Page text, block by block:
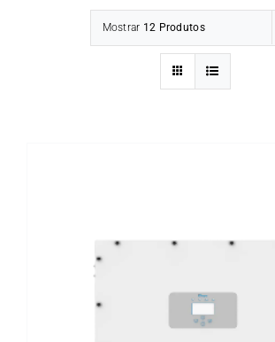
Mostrar 12 Produtos